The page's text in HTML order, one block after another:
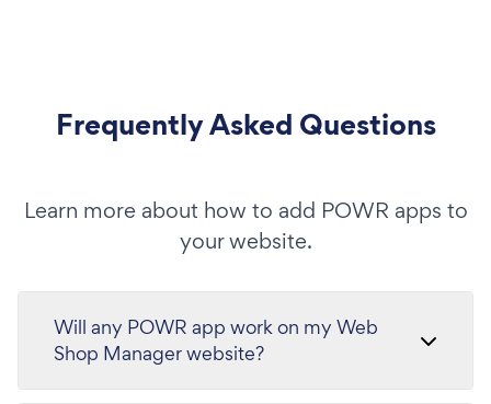
Frequently Asked Questions
Learn more about how to add POWR apps to
your website.
Will any POWR app work on my Web
Shop Manager website?